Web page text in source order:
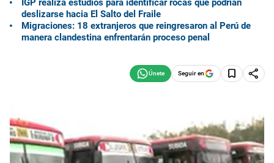
deslizarse hacia El Salto del Fraile
Migraciones: 18 extranjeros que reingresaron al Perú de
manera clandestina enfrentarán proceso penal
Seguir en